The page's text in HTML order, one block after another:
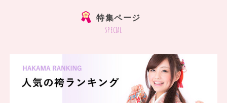
特集ページ
special